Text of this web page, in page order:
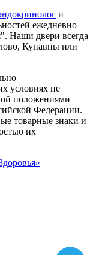
и
ежедневно
Наши двери всегда
Купавны или
условиях не
положениями
Федерации.
товарные знаки и
их